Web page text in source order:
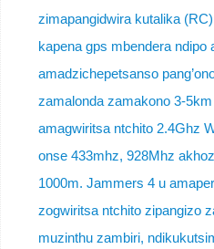
zimapangidwira kutalika
kapena gps mbendera ndipo
amadzichepetsanso
zamalonda zamakono 3-
amagwiritsa ntchito 2.4Ghz
onse 433mhz, 928Mhz
1000m. Jammers 4 u
zogwiritsa ntchito zipangizo
muzinthu zambiri,